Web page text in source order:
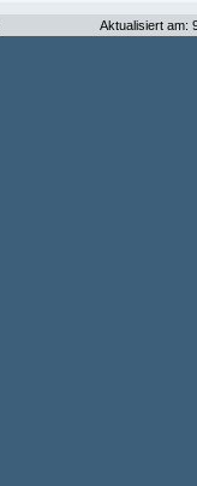
Aktualisiert am: